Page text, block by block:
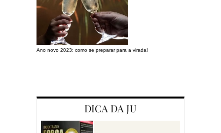
Ano novo 2023: como se preparar para a virada!
DICA DA JU